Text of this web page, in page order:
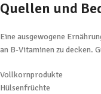
Quellen und
Eine ausgewogene
an B-Vitaminen zu decken.
Vollkornprodukte
Hülsenfrüchte